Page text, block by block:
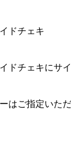
ドチェキ
ドチェキにサ
はご指定いただ